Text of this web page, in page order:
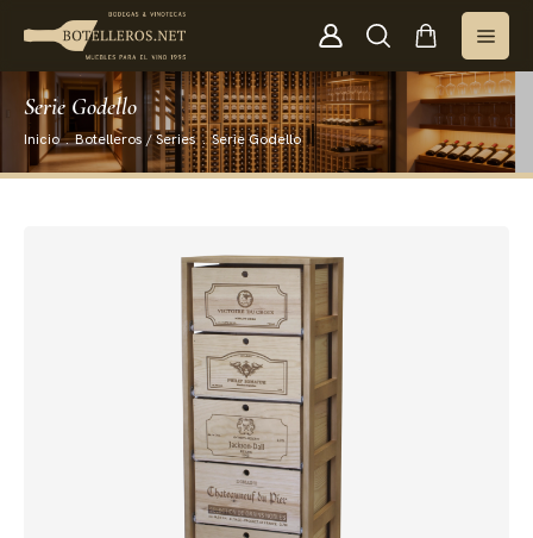
Serie Godello
Inicio . Botelleros / Series . Serie Godello